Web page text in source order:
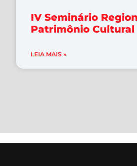
IV Seminário
Patrimônio Cultural
LEIA MAIS »